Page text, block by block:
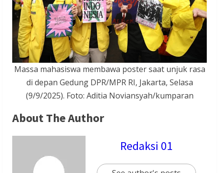
Massa mahasiswa membawa poster saat unjuk rasa
di depan Gedung DPR/MPR RI, Jakarta, Selasa
(9/9/2025). Foto: Aditia Noviansyah/kumparan
About The Author
Redaksi 01